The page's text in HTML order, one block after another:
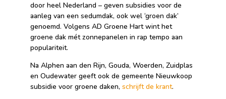
door heel Nederland – geven subsidies voor de
aanleg van een sedumdak, ook wel ‘groen dak’
genoemd. Volgens AD Groene Hart wint het
groene dak mét zonnepanelen in rap tempo aan
populariteit.
Na Alphen aan den Rijn, Gouda, Woerden, Zuidplas
en Oudewater geeft ook de gemeente Nieuwkoop
subsidie voor groene daken, schrijft de krant.